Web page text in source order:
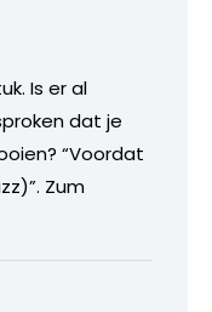
Is er al
dat je
“Voordat
Zum